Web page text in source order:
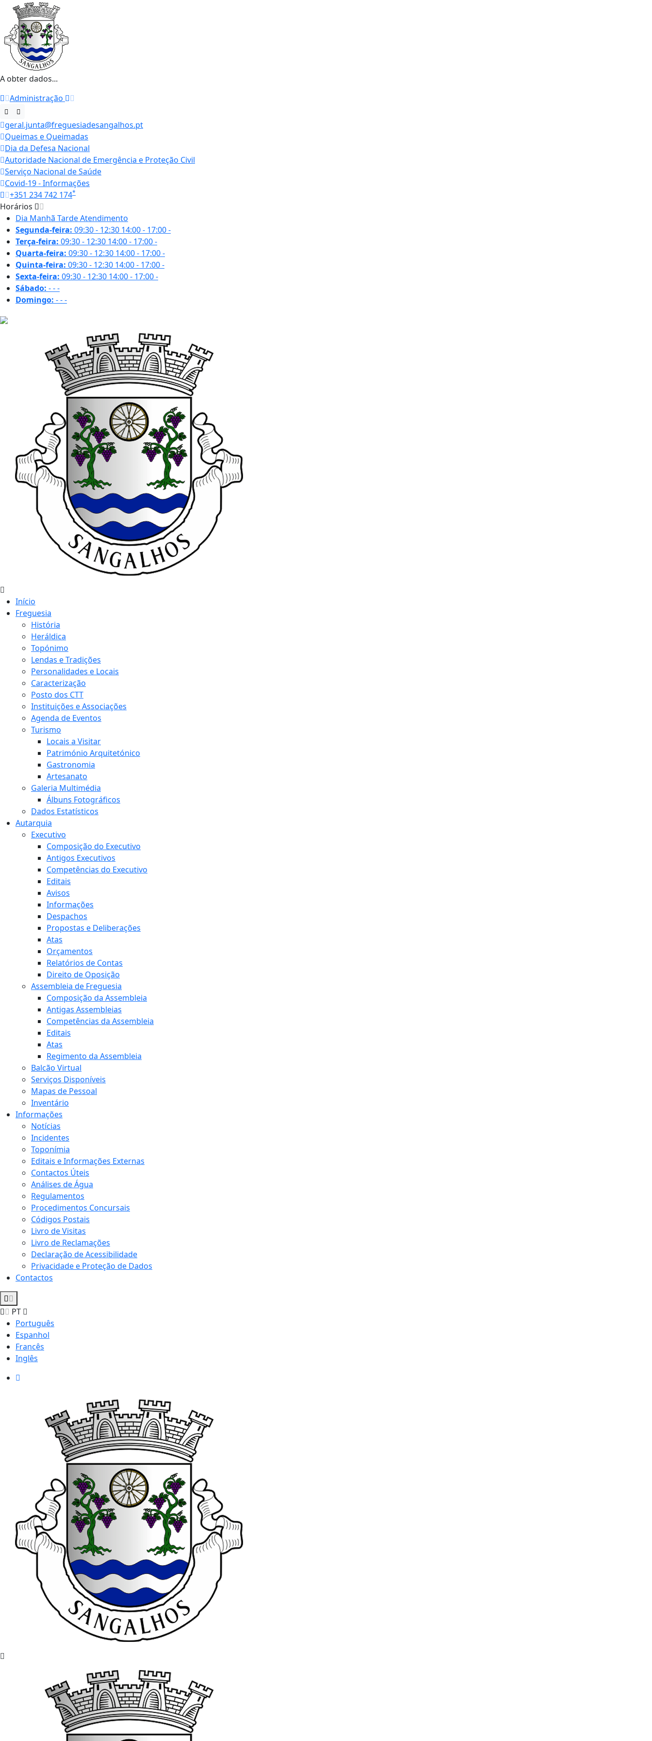
A obter dados...
Administração
geral.junta@freguesiadesangalhos.pt
Queimas e Queimadas
Dia da Defesa Nacional
Autoridade Nacional de Emergência e Proteção Civil
Serviço Nacional de Saúde
Covid-19 - Informações
+351 234 742 174*
Horários
Dia Manhã TardeAtendimento
Segunda-feira: 09:30 - 12:30 14:00 - 17:00-
Terça-feira: 09:30 - 12:30 14:00 - 17:00-
Quarta-feira: 09:30 - 12:30 14:00 - 17:00-
Quinta-feira: 09:30 - 12:30 14:00 - 17:00-
Sexta-feira: 09:30 - 12:30 14:00 - 17:00-
Sábado: ---
Domingo: ---
Início
Freguesia
História
Heráldica
Topónimo
Lendas e Tradições
Personalidades e Locais
Caracterização
Posto dos CTT
Instituições e Associações
Agenda de Eventos
Turismo
Locais a Visitar
Património Arquitetónico
Gastronomia
Artesanato
Galeria Multimédia
Álbuns Fotográficos
Dados Estatísticos
Autarquia
Executivo
Composição do Executivo
Antigos Executivos
Competências do Executivo
Editais
Avisos
Informações
Despachos
Propostas e Deliberações
Atas
Orçamentos
Relatórios de Contas
Direito de Oposição
Assembleia de Freguesia
Composição da Assembleia
Antigas Assembleias
Competências da Assembleia
Editais
Atas
Regimento da Assembleia
Balcão Virtual
Serviços Disponíveis
Mapas de Pessoal
Inventário
Informações
Notícias
Incidentes
Toponímia
Editais e Informações Externas
Contactos Úteis
Análises de Água
Regulamentos
Procedimentos Concursais
Códigos Postais
Livro de Visitas
Livro de Reclamações
Declaração de Acessibilidade
Privacidade e Proteção de Dados
Contactos
PT
Português
Espanhol
Francês
Inglês